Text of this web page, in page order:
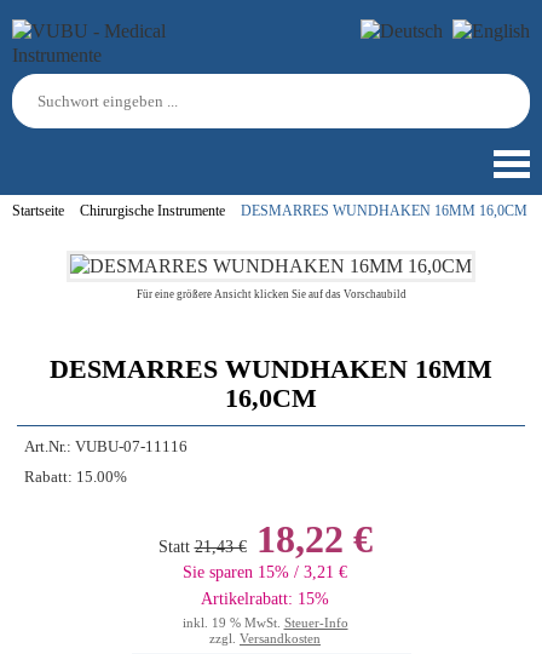
Startseite Chirurgische Instrumente DESMARRES WUNDHAKEN 16MM 16,0CM
Für eine größere Ansicht klicken Sie auf das Vorschaubild
DESMARRES WUNDHAKEN 16MM
16,0CM
Art.Nr.: VUBU-07-11116
Rabatt: 15.00%
Statt 21,43 €18,22 €
Sie sparen 15% / 3,21 €
Artikelrabatt: 15%
inkl. 19 % MwSt. Steuer-Info
zzgl. Versandkosten